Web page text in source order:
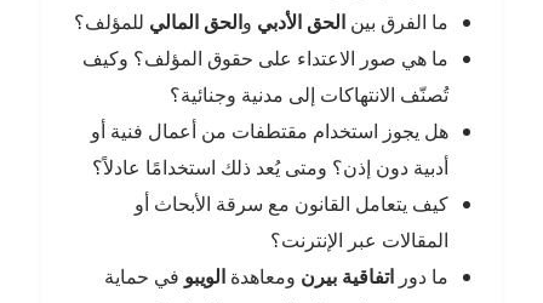
ما الفرق بينالحق الأدبي والحق المالي للمؤلف؟
ما هي صور الاعتداء على حقوق المؤلف؟ وكيف
تُصنّف الانتهاكات إلى مدنية وجنائية؟
هل يجوز استخدام مقتطفات من أعمال فنية أو
أدبية دون إذن؟ ومتى يُعد ذلك استخدامًا عادلاً؟
كيف يتعامل القانون مع سرقة الأبحاث أو
المقالات عبر الإنترنت؟
ما دوراتفاقية بيرن ومعاهدةالويبو في حماية